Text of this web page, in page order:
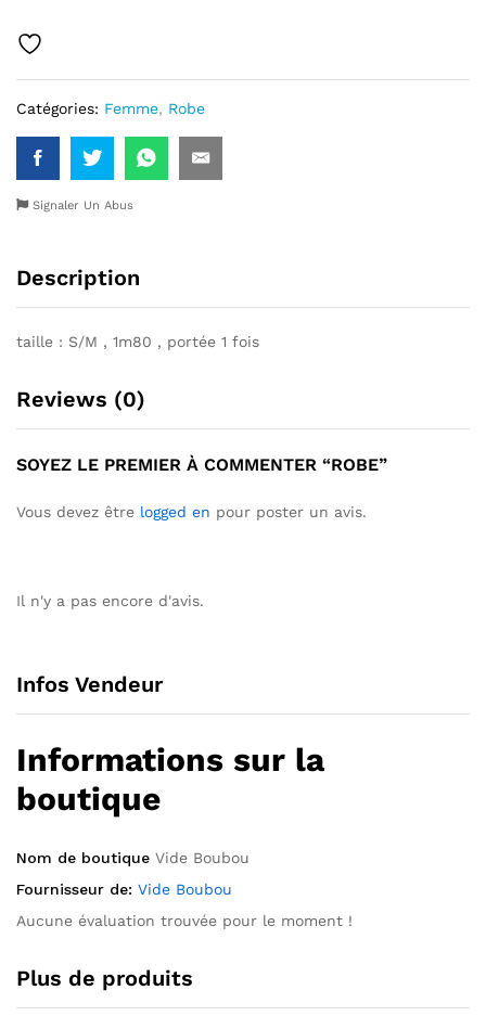
Catégories: Femme, Robe
Signaler Un Abus
Description
taille : S/M , 1m80 , portée 1 fois
Reviews (0)
SOYEZ LE PREMIER À COMMENTER “ROBE”
Vous devez être logged en pour poster un avis.
Il n'y a pas encore d'avis.
Infos Vendeur
Informations sur la
boutique
Nom de boutique Vide Boubou
Fournisseur de: Vide Boubou
Aucune évaluation trouvée pour le moment !
Plus de produits